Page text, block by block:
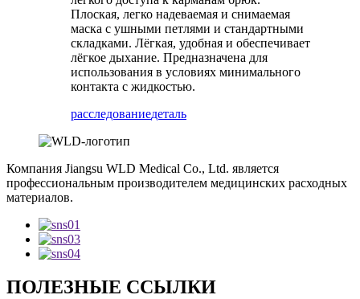
Плоская, легко надеваемая и снимаемая
маска с ушными петлями и стандартными
складками. Лёгкая, удобная и обеспечивает
лёгкое дыхание. Предназначена для
использования в условиях минимального
контакта с жидкостью.
расследованиедеталь
Компания Jiangsu WLD Medical Co., Ltd. является
профессиональным производителем медицинских расходных
материалов.
ПОЛЕЗНЫЕ ССЫЛКИ